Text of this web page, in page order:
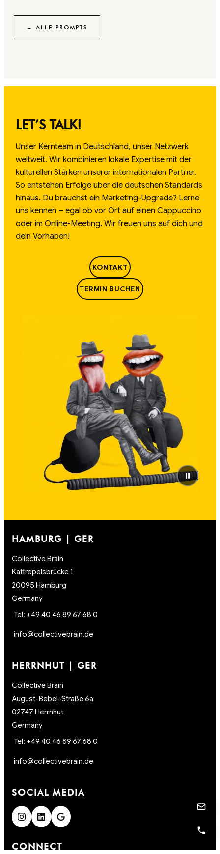
← ALLE PROMPTS
LET’S TALK!
Unser Kernteam in Deutschland, unser Netzwerk
weltweit. Wir kombinieren lokale Expertise mit der
kulturellen Stärken unserer internationalen Partner.
So entstehen Erfolge über die deutschen Standards
hinaus. Du brauchst ein Marketing-Upgrade? Lerne
uns kennen – egal ob vor Ort auf einen Cappuccino
oder im Online-Meeting. Wir freuen uns auf dich und
dein Vorhaben!
KONTAKT
TERMIN BUCHEN
⏸
HAMBURG | GER
Collective Brain
Kattrepelsbrücke 1
20095 Hamburg
Germany
Tel: +49 40 46 89 67 68 0
info@collectivebrain.de
HERRNHUT | GER
Collective Brain
August-Bebel-Straße 6a
02747 Herrnhut
Germany
Tel: +49 40 46 89 67 68 0
info@collectivebrain.de
SOCIAL MEDIA
CONNECT